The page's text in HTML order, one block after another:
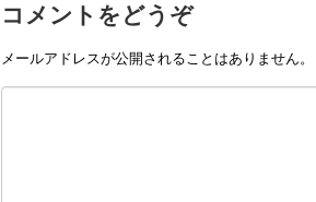
コメントをどうぞ
メールアドレスが公開されることはありません。